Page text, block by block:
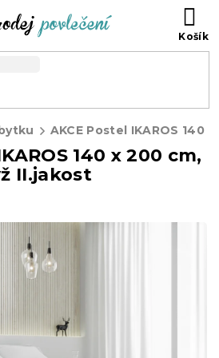
140 x 200 cm,
II.jakost